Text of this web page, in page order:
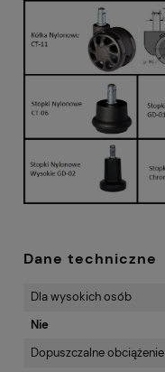
Dane techniczne
Dla wysokich osób
Nie
Dopuszczalne obciążenie